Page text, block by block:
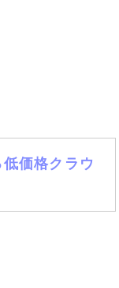
価格クラウ